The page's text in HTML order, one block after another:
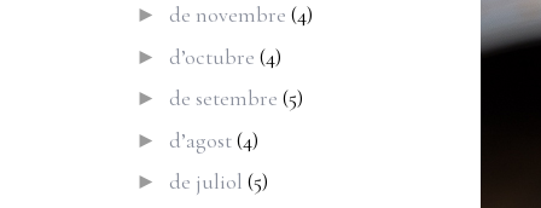
► de novembre (4)
► d’octubre (4)
► de setembre (5)
► d’agost(4)
► de juliol (5)